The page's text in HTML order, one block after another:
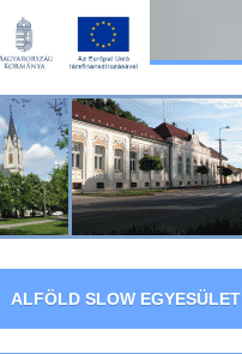
ALFÖLD SLOW EGYESÜLET